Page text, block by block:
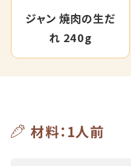
ジャン 焼肉の生だ
れ 240g
材料：1人前